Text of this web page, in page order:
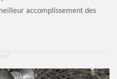
accomplissement des